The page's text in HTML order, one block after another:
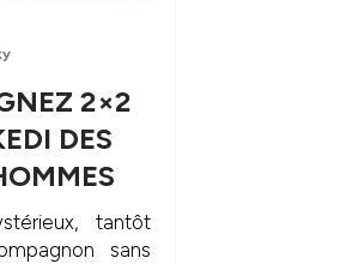
2×2
DES
tantôt
sans